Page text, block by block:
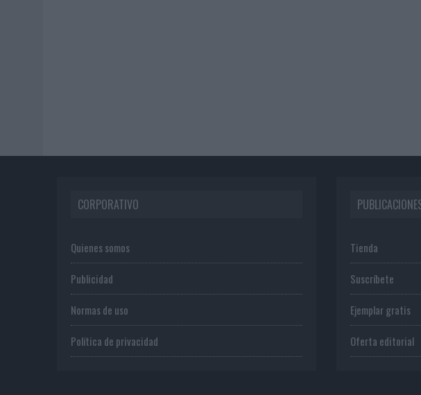
CORPORATIVO
Quienes somos
Publicidad
Normas de uso
Política de privacidad
Tienda
Suscríbete
Ejemplar gratis
Oferta editorial